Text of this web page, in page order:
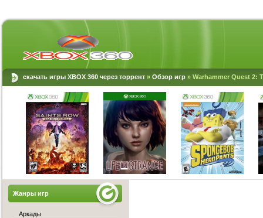
скачать игры XBOX 360 через торрент » Обзор игр » Warhammer Quest 2:
Жанры игр
Аркады